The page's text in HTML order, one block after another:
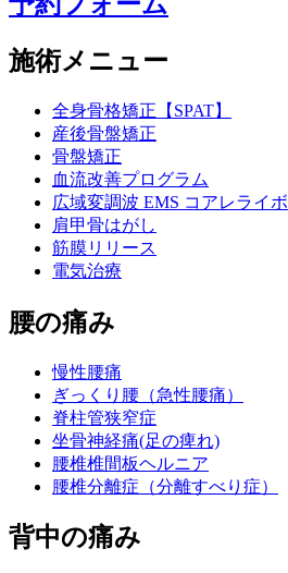
施術メニュー
全身骨格矯正【SPAT】
産後骨盤矯正
骨盤矯正
血流改善プログラム
広域変調波 EMS コアレライボ
肩甲骨はがし
筋膜リリース
電気治療
腰の痛み
慢性腰痛
ぎっくり腰（急性腰痛）
脊柱管狭窄症
坐骨神経痛(足の痺れ)
腰椎椎間板ヘルニア
腰椎分離症（分離すべり症）
背中の痛み